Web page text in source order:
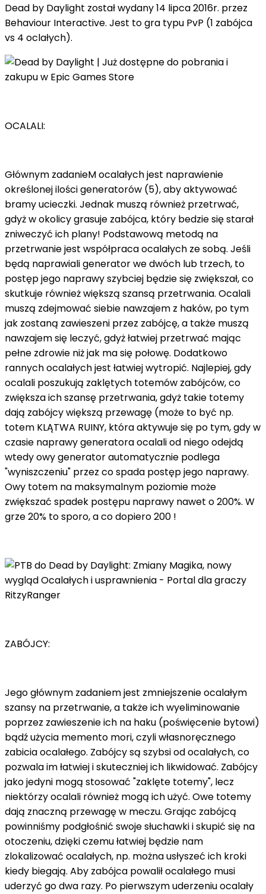
Dead by Daylight został wydany 14 lipca 2016r. przez
Behaviour Interactive. Jest to gra typu PvP (1 zabójca
vs 4 oclałych).
OCALALI:
Głównym zadanieM ocalałych jest naprawienie
określonej ilości generatorów (5), aby aktywować
bramy ucieczki. Jednak muszą również przetrwać,
gdyż w okolicy grasuje zabójca, który bedzie się starał
zniweczyć ich plany! Podstawową metodą na
przetrwanie jest współpraca ocalałych ze sobą. Jeśli
będą naprawiali generator we dwóch lub trzech, to
postęp jego naprawy szybciej będzie się zwiększał, co
skutkuje również większą szansą przetrwania. Ocalali
muszą zdejmować siebie nawzajem z haków, po tym
jak zostaną zawieszeni przez zabójcę, a także muszą
nawzajem się leczyć, gdyż łatwiej przetrwać mając
pełne zdrowie niż jak ma się połowę. Dodatkowo
rannych ocalałych jest łatwiej wytropić. Najlepiej, gdy
ocalali poszukują zaklętych totemów zabójców, co
zwiększa ich szansę przetrwania, gdyż takie totemy
dają zabójcy większą przewagę (może to być np.
totem KLĄTWA RUINY, która aktywuje się po tym, gdy w
czasie naprawy generatora ocalali od niego odejdą
wtedy owy generator automatycznie podlega
"wyniszczeniu" przez co spada postęp jego naprawy.
Owy totem na maksymalnym poziomie może
zwiększać spadek postępu naprawy nawet o 200%. W
grze 20% to sporo, a co dopiero 200 !
ZABÓJCY:
Jego głównym zadaniem jest zmniejszenie ocalałym
szansy na przetrwanie, a także ich wyeliminowanie
poprzez zawieszenie ich na haku (poświęcenie bytowi)
bądź użycia memento mori, czyli własnoręcznego
zabicia ocalałego. Zabójcy są szybsi od ocalałych, co
pozwala im łatwiej i skuteczniej ich likwidować. Zabójcy
jako jedyni mogą stosować "zaklęte totemy", lecz
niektórzy ocalali również mogą ich użyć. Owe totemy
dają znaczną przewagę w meczu. Grając zabójcą
powinniśmy podgłośnić swoje słuchawki i skupić się na
otoczeniu, dzięki czemu łatwiej będzie nam
zlokalizować ocalałych, np. można usłyszeć ich kroki
kiedy biegają. Aby zabójca powalił ocalałego musi
uderzyć go dwa razy. Po pierwszym uderzeniu ocalały